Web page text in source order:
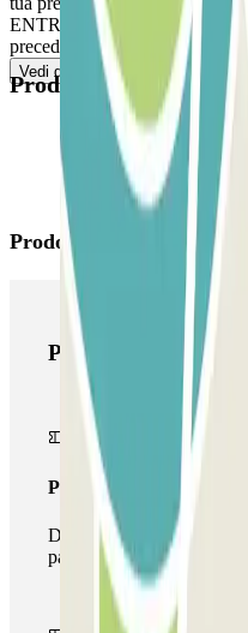
ENTRATE E USCITE
precedentemente per entrare e
Vedi di più
Prodotti disponibili
Prodotti di Parclick
Prodotti di Parclick
Pass unico
Durante il tuo soggiorno
parcheggio una sola volta